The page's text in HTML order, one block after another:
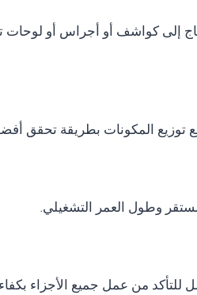
إلى كواشف أو أجراس أو
مع توزيع المكونات بطريقة تحقق
وطول العمر التشغيلي.
للتأكد من عمل جميع الأجزاء